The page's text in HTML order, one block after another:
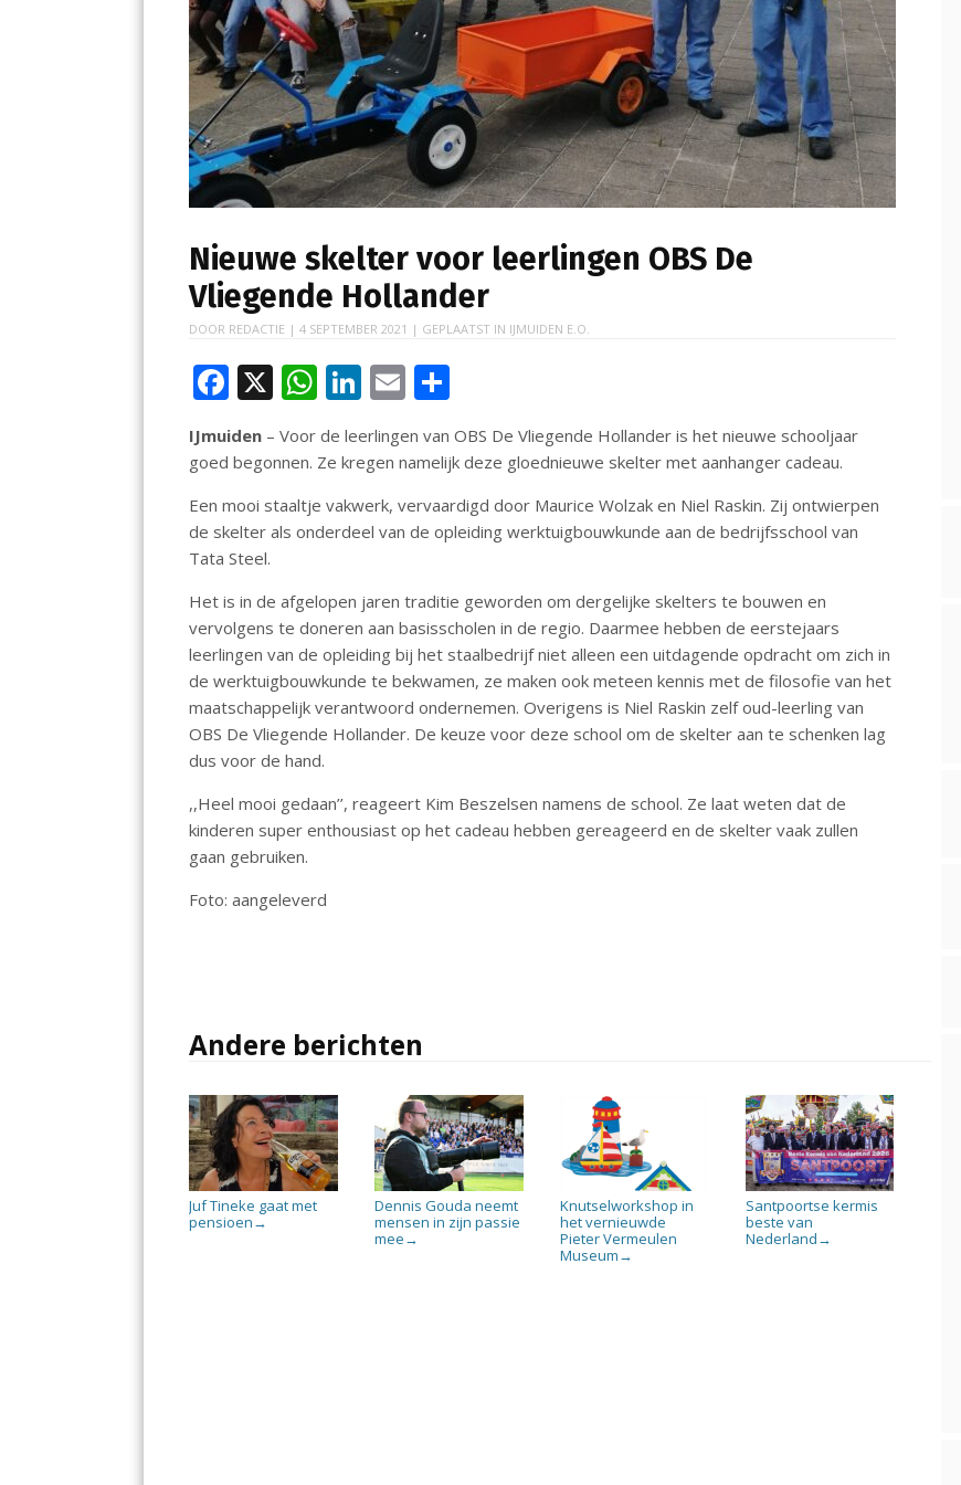
Nieuwe skelter voor leerlingen OBS De
Vliegende Hollander
DOOR REDACTIE |4 SEPTEMBER 2021 | GEPLAATST IN IJMUIDEN E.O.
F
ac
e
o
o
k
X W
h
at
A
p
Li
n
k
e
dI
E
m
ai e
n
IJmuiden – Voor de leerlingen van OBS De Vliegende Hollander is het nieuwe schooljaar
goed begonnen. Ze kregen namelijk deze gloednieuwe skelter met aanhanger cadeau.
Een mooi staaltje vakwerk, vervaardigd door Maurice Wolzak en Niel Raskin. Zij ontwierpen
de skelter als onderdeel van de opleiding werktuigbouwkunde aan de bedrijfsschool van
Tata Steel.
Het is in de afgelopen jaren traditie geworden om dergelijke skelters te bouwen en
vervolgens te doneren aan basisscholen in de regio. Daarmee hebben de eerstejaars
leerlingen van de opleiding bij het staalbedrijf niet alleen een uitdagende opdracht om zich in
de werktuigbouwkunde te bekwamen, ze maken ook meteen kennis met de filosofie van het
maatschappelijk verantwoord ondernemen. Overigens is Niel Raskin zelf oud-leerling van
OBS De Vliegende Hollander. De keuze voor deze school om de skelter aan te schenken lag
dus voor de hand.
,,Heel mooi gedaan’’, reageert Kim Beszelsen namens de school. Ze laat weten dat de
kinderen super enthousiast op het cadeau hebben gereageerd en de skelter vaak zullen
gaan gebruiken.
Foto: aangeleverd
Andere berichten
Juf Tineke gaat met
pensioen →
Dennis Gouda neemt
mensen in zijn passie
mee →
Knutselworkshop in
het vernieuwde
Pieter Vermeulen
Museum →
Santpoortse kermis
beste van
Nederland →